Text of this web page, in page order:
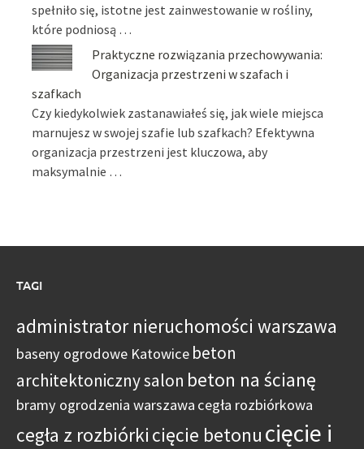
spełniło się, istotne jest zainwestowanie w rośliny,
które podniosą …
Praktyczne rozwiązania przechowywania:
Organizacja przestrzeni w szafach i
szafkach
Czy kiedykolwiek zastanawiałeś się, jak wiele miejsca
marnujesz w swojej szafie lub szafkach? Efektywna
organizacja przestrzeni jest kluczowa, aby
maksymalnie …
TAGI
administrator nieruchomości warszawa
baseny ogrodowe Katowice beton
architektoniczny salon beton na ścianę
bramy ogrodzenia warszawa cegła rozbiórkowa
cegła z rozbiórki cięcie betonu cięcie i